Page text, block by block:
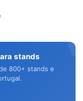
stands
800+ stands e